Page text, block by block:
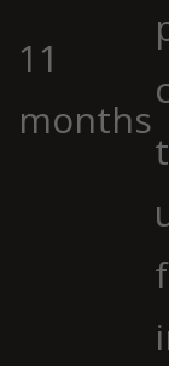
11
months